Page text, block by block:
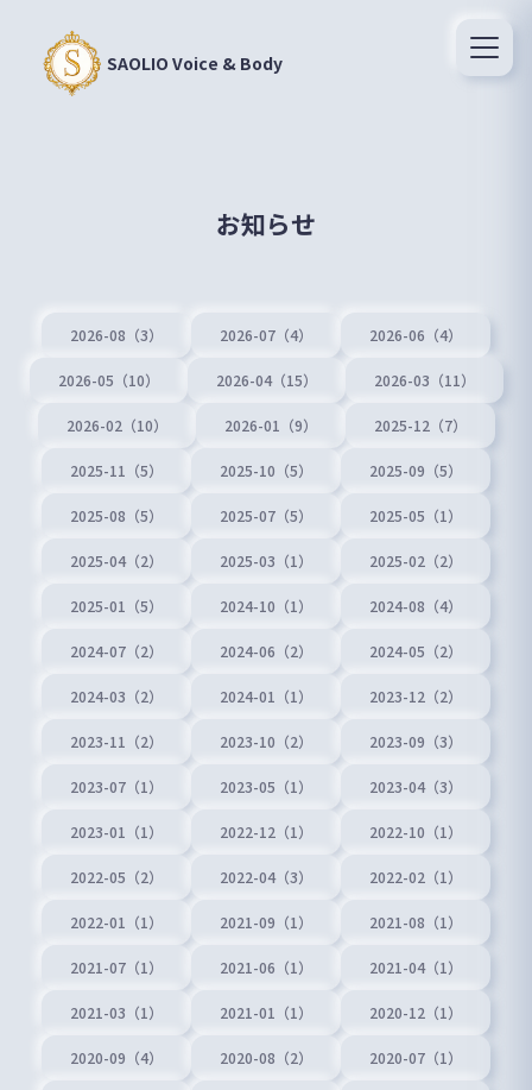
SAOLIO Voice & Body
お知らせ
2026-08（3） 2026-07（4） 2026-06（4）
2026-05（10） 2026-04（15） 2026-03（11）
2026-02（10） 2026-01（9） 2025-12（7）
2025-11（5） 2025-10（5） 2025-09（5）
2025-08（5） 2025-07（5） 2025-05（1）
2025-04（2） 2025-03（1） 2025-02（2）
2025-01（5） 2024-10（1） 2024-08（4）
2024-07（2） 2024-06（2） 2024-05（2）
2024-03（2） 2024-01（1） 2023-12（2）
2023-11（2） 2023-10（2） 2023-09（3）
2023-07（1） 2023-05（1） 2023-04（3）
2023-01（1） 2022-12（1） 2022-10（1）
2022-05（2） 2022-04（3） 2022-02（1）
2022-01（1） 2021-09（1） 2021-08（1）
2021-07（1） 2021-06（1） 2021-04（1）
2021-03（1） 2021-01（1） 2020-12（1）
2020-09（4） 2020-08（2） 2020-07（1）